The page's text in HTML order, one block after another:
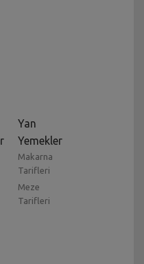
Yan
Yemekler
Makarna
Tarifleri
Meze
Tarifleri